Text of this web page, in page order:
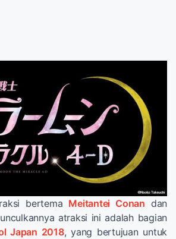
bertema Meitantei Conan dan
atraksi ini adalah bagian
Japan 2018, yang bertujuan untuk